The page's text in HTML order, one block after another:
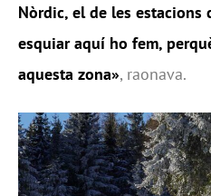
Nòrdic, el de les estacions
esquiar aquí ho fem,
aquesta zona», raonava.